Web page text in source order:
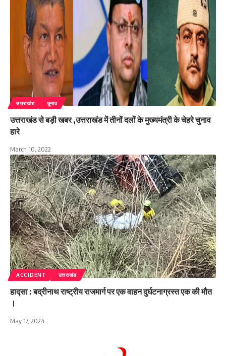
उत्तराखंड चुनाव
उत्तराखंड से बड़ी खबर ,उत्तराखंड में तीनों दलों के मुख्यमंत्री के चेहरे चुनाव
हारे
March 10, 2022
ACCIDENT उत्तराखंड
हाद्सा : बद्रीनाथ राष्ट्रीय राजमार्ग पर एक वाहन दुर्घटनाग्रस्त एक की मौत
।
May 17, 2024